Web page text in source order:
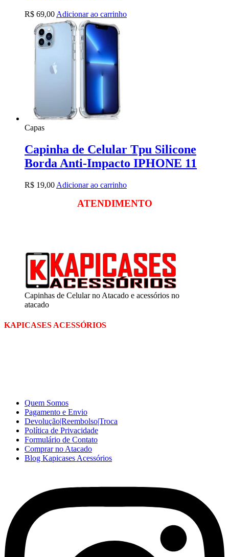
R$ 69,00 Adicionar ao carrinho
Capas
Capinha de Celular Tpu Silicone
Borda Anti-Impacto IPHONE 11
R$ 19,00 Adicionar ao carrinho
ATENDIMENTO
Capinhas de Celular no Atacado e acessórios no
atacado
KAPICASES ACESSÓRIOS
Quem Somos
Pagamento e Envio
Devolução|Reembolso|Troca
Política de Privacidade
Formulário de Contato
Comprar no Atacado
Blog Kapicases Acessórios